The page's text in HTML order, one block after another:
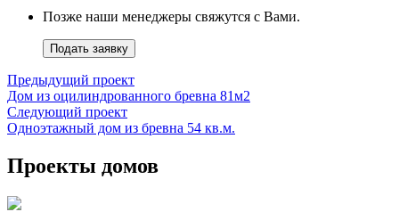
Позже наши менеджеры свяжутся с Вами.
Подать заявку
Предыдущий проект
Дом из оцилиндрованного бревна 81м2
Следующий проект
Одноэтажный дом из бревна 54 кв.м.
Проекты домов